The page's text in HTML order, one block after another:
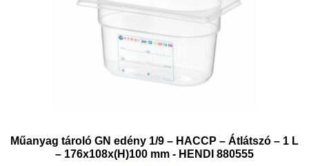
Műanyag tároló GN edény 1/9 – HACCP – Átlátszó – 1 L
– 176x108x(H)100 mm - HENDI 880555